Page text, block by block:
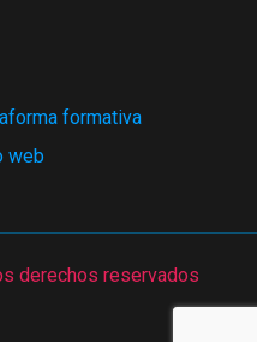
formativa
web
derechos reservados